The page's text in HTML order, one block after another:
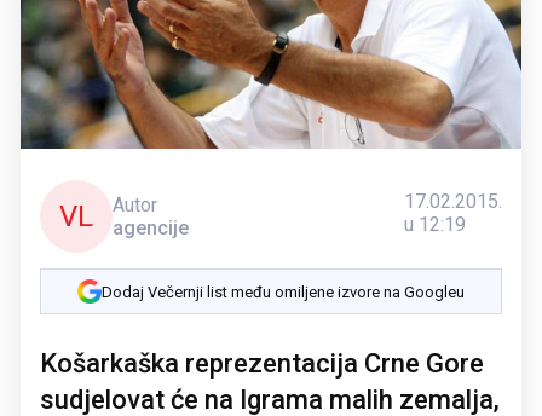
VL
Autor
agencije
17.02.2015.
u 12:19
Dodaj Večernji list među omiljene izvore na Googleu
Košarkaška reprezentacija Crne Gore
sudjelovat će na Igrama malih zemalja,